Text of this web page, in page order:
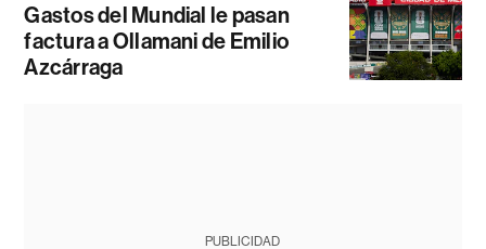
Gastos del Mundial le pasan
factura a Ollamani de Emilio
Azcárraga
PUBLICIDAD